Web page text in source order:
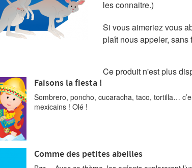
les connaitre.)
Si vous aimeriez vous
plaît nous appeler, sans
Ce produit n'est plus
Faisons la fiesta !
Sombrero, poncho, cucaracha, taco, tortilla…
mexicains ! Olé !
Comme des petites abeilles